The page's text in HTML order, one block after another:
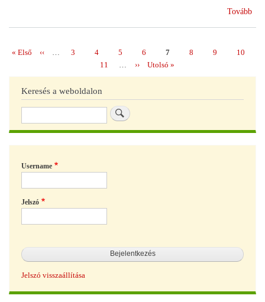
Tovább
Első
« Első
Előző
‹‹ Page
3 Page
4 Page
5 Page
6 Page
7 Page
8 Page
9 Page
10
Page
11
Következő
oldal
››
Utolsó
oldal
Utolsó »
Keresés a weboldalon
Keresés
Username
Jelszó
Jelszó visszaállítása